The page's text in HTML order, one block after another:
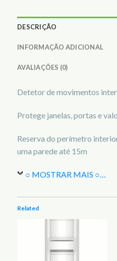
DESCRIÇÃO
INFORMAÇÃO ADICIONAL
AVALIAÇÕES (0)
Detetor de movimentos
Protege janelas, portas e
Reserva do perímetro
uma parede até 15m
○ MOSTRAR MAIS ○
Related